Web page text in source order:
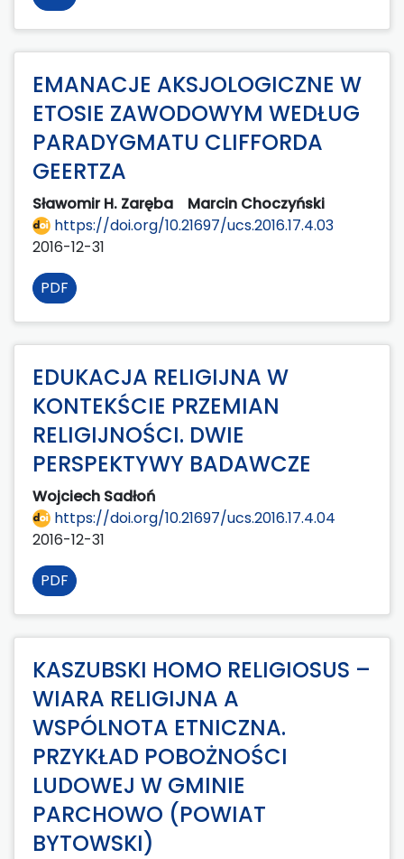
EMANACJE AKSJOLOGICZNE W
ETOSIE ZAWODOWYM WEDŁUG
PARADYGMATU CLIFFORDA
GEERTZA
Sławomir H. Zaręba
Marcin Choczyński
https://doi.org/10.21697/ucs.2016.17.4.03
2016-12-31
PDF
EDUKACJA RELIGIJNA W
KONTEKŚCIE PRZEMIAN
RELIGIJNOŚCI. DWIE
PERSPEKTYWY BADAWCZE
Wojciech Sadłoń
https://doi.org/10.21697/ucs.2016.17.4.04
2016-12-31
PDF
KASZUBSKI HOMO RELIGIOSUS –
WIARA RELIGIJNA A
WSPÓLNOTA ETNICZNA.
PRZYKŁAD POBOŻNOŚCI
LUDOWEJ W GMINIE
PARCHOWO (POWIAT
BYTOWSKI)